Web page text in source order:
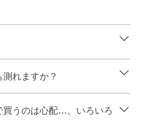
れますか？
買うのは心配…。いろいろ